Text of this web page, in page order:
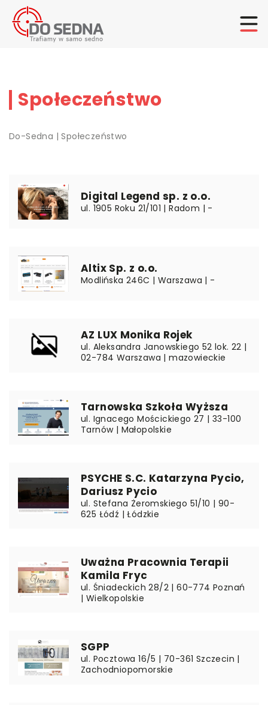
Społeczeństwo
Do-Sedna |Społeczeństwo
Digital Legend sp. z o.o.
ul. 1905 Roku 21/101 | Radom | -
Altix Sp. z o.o.
Modlińska 246C | Warszawa | -
AZ LUX Monika Rojek
ul. Aleksandra Janowskiego 52 lok. 22 |
02-784 Warszawa | mazowieckie
Tarnowska Szkoła Wyższa
ul. Ignacego Mościckiego 27 | 33-100
Tarnów | Małopolskie
PSYCHE S.C. Katarzyna Pycio,
Dariusz Pycio
ul. Stefana Żeromskiego 51/10 | 90-
625 Łódź | Łódzkie
Uważna Pracownia Terapii
Kamila Fryc
ul. Śniadeckich 28/2 | 60-774 Poznań
| Wielkopolskie
SGPP
ul. Pocztowa 16/5 | 70-361 Szczecin |
Zachodniopomorskie